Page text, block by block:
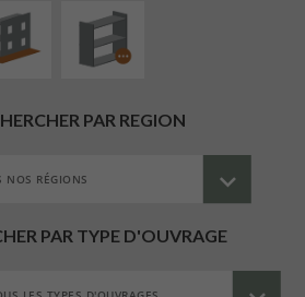
PAR REGION
PAR TYPE D'OUVRAGE